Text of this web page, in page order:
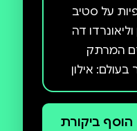
על סטיב
דה
המרתק
אילון
העולם
חקר
ובינה
הוסף ביקורת